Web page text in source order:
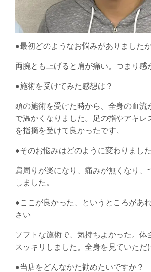
●最初どのようなお悩みがありました
両腕とも上げると肩が痛い。つまり感
●施術を受けてみた感想は？
頭の施術を受けた時から、全身の血流
で温かくなりました。足の指やアキレ
を指摘を受けて良かったです。
●そのお悩みはどのように変わりまし
肩周りが楽になり、痛みが無くなり、
しました。
●ここが良かった、というところがあ
さい
ソフトな施術で、気持ちよかった。体
スッキリしました。全身を見ていただ
●当店をどんなかた勧めたいですか？